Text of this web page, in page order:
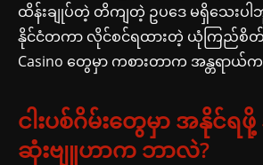
ထိန်းချုပ်တဲ့ တိကျတဲ့ ဥပဒေ မရှိသေးပါဘူ
နိုင်ငံတကာ လိုင်စင်ရထားတဲ့ ယုံကြည်စိတ်
Casino တွေမှာ ကစားတာက အန္တရာယ်
ငါးပစ်ဂိမ်းတွေမှာ အနိုင်ရ
ဆုံးဗျူဟာက ဘာလဲ?